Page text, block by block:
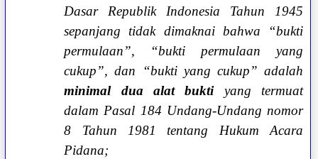
Dasar Republik Indonesia Tahun 1945
sepanjang tidak dimaknai bahwa “bukti
permulaan”, “bukti permulaan yang
cukup”, dan “bukti yang cukup” adalah
minimal dua alat buktiyang termuat
dalam Pasal 184 Undang-Undang nomor
8 Tahun 1981 tentang Hukum Acara
Pidana;